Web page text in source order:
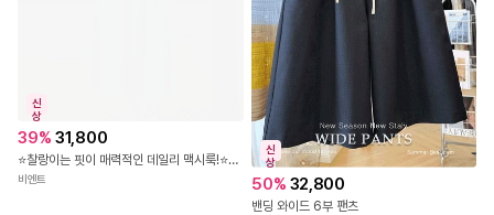
신
상
39% 31,800
⭐찰랑이는 핏이 매력적인 데일리 맥시룩!⭐JB-376 셔링넥 루즈핏 맥시 원피스
비엔트
신
상
50% 32,800
밴딩 와이드 6부 팬츠